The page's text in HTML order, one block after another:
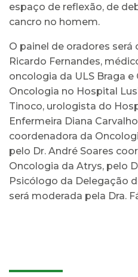
espaço de reflexão, de
cancro no homem.
O painel de oradores
Ricardo Fernandes,
oncologia da ULS Braga
Oncologia no Hospital
Tinoco, urologista do
Enfermeira Diana
coordenadora da
pelo Dr. André Soares
Oncologia da Atrys, pelo
Psicólogo da Delegação
será moderada pela Dra.